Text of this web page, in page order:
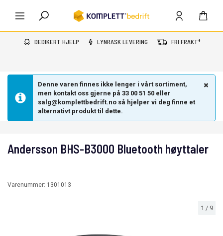
DEDIKERT HJELP LYNRASK LEVERING FRI FRAKT*
Denne varen finnes ikke lenger i vårt sortiment,
men kontakt oss gjerne på 33 00 51 50 eller
salg@komplettbedrift.no så hjelper vi deg finne et
alternativt produkt til dette.
1 / 9
Andersson BHS-B3000 Bluetooth høyttaler
Varenummer: 1301013